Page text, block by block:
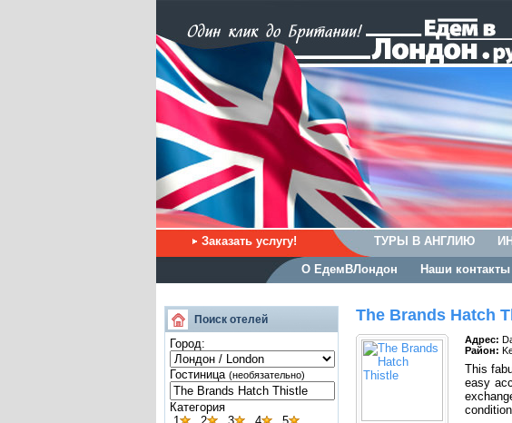
Заказать услугу! ТУРЫ В АНГЛИЮ
О ЕдемВЛондон Наши контакты
Поиск отелей
Город:
Гостиница (необязательно)
Категория
The Brands Hatch
Адрес:
Район:
This
easy